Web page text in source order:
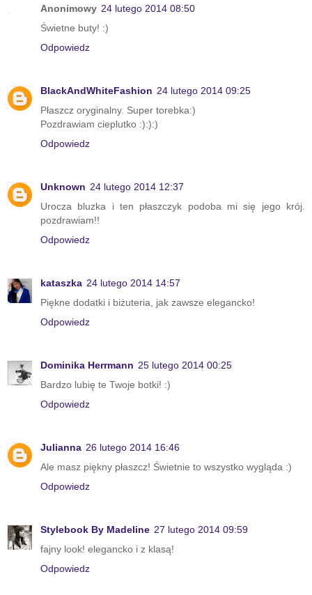
Anonimowy 24 lutego 2014 08:50
Świetne buty! :)
Odpowiedz
BlackAndWhiteFashion 24 lutego 2014 09:25
Płaszcz oryginalny. Super torebka:)
Pozdrawiam cieplutko :):):)
Odpowiedz
Unknown 24 lutego 2014 12:37
Urocza bluzka i ten płaszczyk podoba mi się jego krój.
pozdrawiam!!
Odpowiedz
kataszka 24 lutego 2014 14:57
Piękne dodatki i biżuteria, jak zawsze elegancko!
Odpowiedz
Dominika Herrmann 25 lutego 2014 00:25
Bardzo lubię te Twoje botki! :)
Odpowiedz
Julianna 26 lutego 2014 16:46
Ale masz piękny płaszcz! Świetnie to wszystko wygląda :)
Odpowiedz
Stylebook By Madeline 27 lutego 2014 09:59
fajny look! elegancko i z klasą!
Odpowiedz